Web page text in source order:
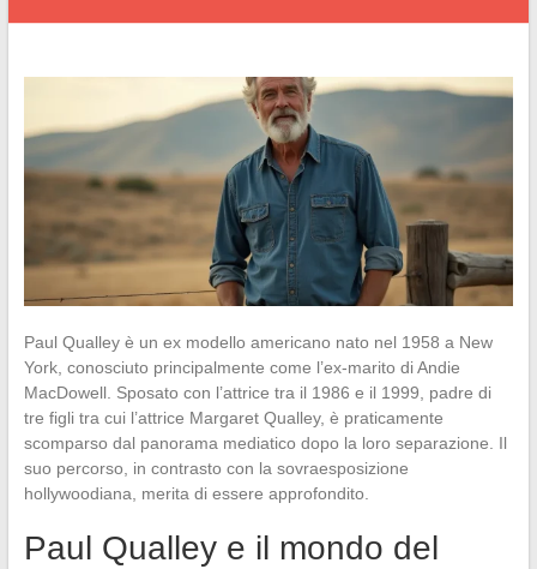
Paul Qualley è un ex modello americano nato nel 1958 a New
York, conosciuto principalmente come l’ex-marito di Andie
MacDowell. Sposato con l’attrice tra il 1986 e il 1999, padre di
tre figli tra cui l’attrice Margaret Qualley, è praticamente
scomparso dal panorama mediatico dopo la loro separazione. Il
suo percorso, in contrasto con la sovraesposizione
hollywoodiana, merita di essere approfondito.
Paul Qualley e il mondo del